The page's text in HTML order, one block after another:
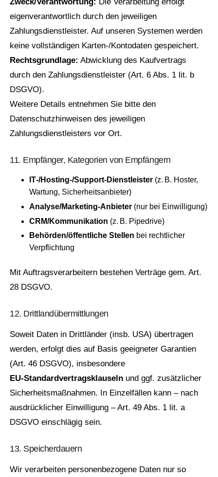
eigenverantwortlich durch den jeweiligen
Zahlungsdienstleister. Auf unseren Systemen werden
keine vollständigen Karten‑/Kontodaten gespeichert.
Rechtsgrundlage: Abwicklung des Kaufvertrags
durch den Zahlungsdienstleister (Art. 6 Abs. 1 lit. b
DSGVO).
Weitere Details entnehmen Sie bitte den
Datenschutzhinweisen des jeweiligen
Zahlungsdienstleisters vor Ort.
11. Empfänger, Kategorien von Empfängern
IT‑/Hosting‑/Support‑Dienstleister (z. B. Hoster,
Wartung, Sicherheitsanbieter)
Analyse/Marketing‑Anbieter (nur bei Einwilligung)
CRM/Kommunikation (z. B. Pipedrive)
Behörden/öffentliche Stellen bei rechtlicher
Verpflichtung
Mit Auftragsverarbeitern bestehen Verträge gem. Art.
28 DSGVO.
12. Drittlandübermittlungen
Soweit Daten in Drittländer (insb. USA) übertragen
werden, erfolgt dies auf Basis geeigneter Garantien
(Art. 46 DSGVO), insbesondere
EU‑Standardvertragsklauseln und ggf. zusätzlicher
Sicherheitsmaßnahmen. In Einzelfällen kann – nach
ausdrücklicher Einwilligung – Art. 49 Abs. 1 lit. a
DSGVO einschlägig sein.
13. Speicherdauern
Wir verarbeiten personenbezogene Daten nur so